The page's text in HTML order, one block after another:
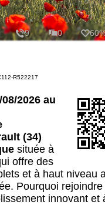
9 0
R522217
2026 au
(34)
située à
offre des
et à haut niveau
Pourquoi rejoindre
innovant et